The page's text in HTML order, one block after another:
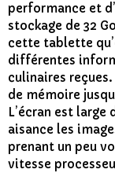
performance et
stockage de 32
cette tablette
différentes
culinaires
de mémoire
L’écran est
aisance les
prenant un peu
vitesse